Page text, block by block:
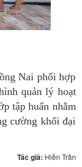
Nai phối hợp
quản lý hoạt
tập huấn nhằm
cường khối đại
Tác giả: Hiền Trần